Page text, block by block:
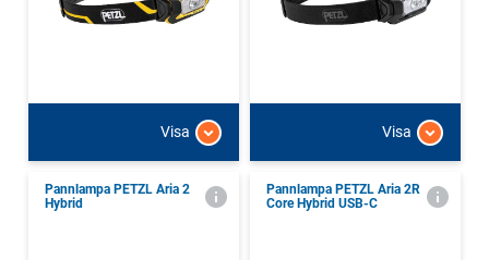
Visa Visa
Pannlampa PETZL Aria 2
Hybrid
Pannlampa PETZL Aria 2R
Core Hybrid USB-C